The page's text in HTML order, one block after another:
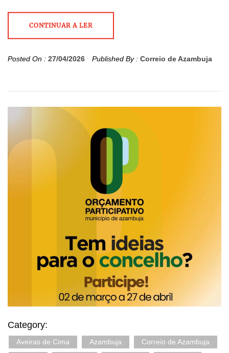
CONTINUAR A LER
Posted On : 27/04/2026 Published By : Correio de Azambuja
Category:
Aveiras de Cima Azambuja
Correio de Azambuja